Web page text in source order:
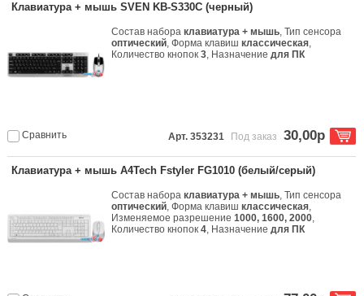
Клавиатура + мышь SVEN KB-S330C (черный)
Состав набораклавиатура + мышь, Тип сенсора
оптический, Форма клавишклассическая,
Количество кнопок3, Назначениедля ПК
Сравнить Арт. 353231 Под заказ 30,00р
Клавиатура + мышь A4Tech Fstyler FG1010 (белый/серый)
Состав набораклавиатура + мышь, Тип сенсора
оптический, Форма клавишклассическая,
Изменяемое разрешение1000, 1600, 2000,
Количество кнопок4, Назначениедля ПК